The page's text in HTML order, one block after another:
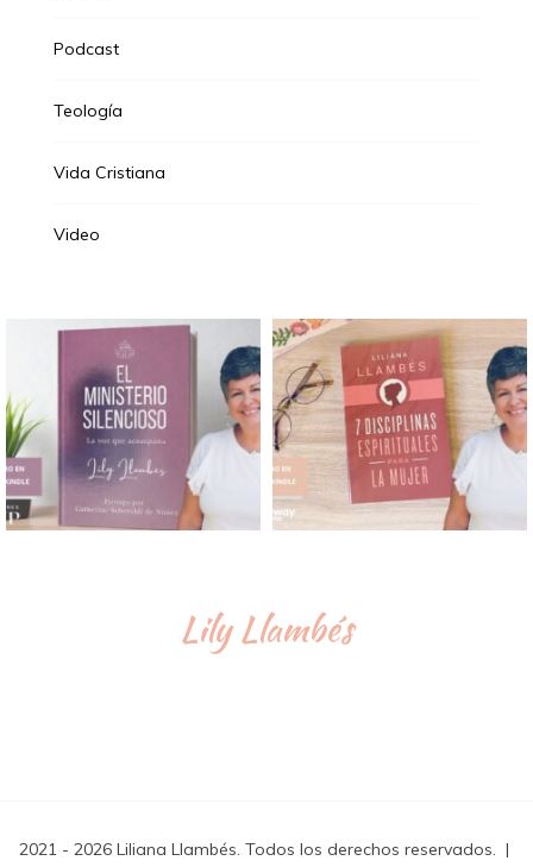
Podcast
Teología
Vida Cristiana
Video
Lily Llambés
2021 - 2026 Liliana Llambés. Todos los derechos reservados. |